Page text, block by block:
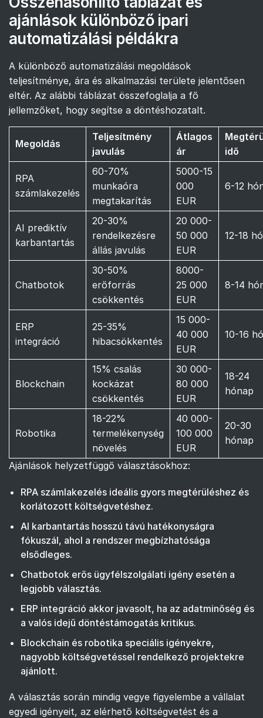
ajánlások különböző ipari
automatizálási példákra
A különböző automatizálási megoldások
teljesítménye, ára és alkalmazási területe jelentősen
eltér. Az alábbi táblázat összefoglalja a fő
jellemzőket, hogy segítse a döntéshozatalt.
Megoldás
Teljesítmény
javulás
Átlagos
ár
idő
RPA
számlakezelés
60-70%
munkaóra
megtakarítás
5000-15
000
EUR
6-12
AI prediktív
karbantartás
20-30%
rendelkezésre
állás javulás
20 000-
50 000
EUR
12-18
Chatbotok
30-50%
erőforrás
csökkentés
8000-
25 000
EUR
8-14
ERP
integráció
25-35%
hibacsökkentés
15 000-
40 000
EUR
10-16
Blockchain
15% csalás
kockázat
csökkentés
30 000-
80 000
EUR
18-24
hónap
Robotika
18-22%
termelékenység
növelés
40 000-
100 000
EUR
20-30
hónap
Ajánlások helyzetfüggő választásokhoz:
RPA számlakezelés ideális gyors megtérüléshez és
korlátozott költségvetéshez.
AI karbantartás hosszú távú hatékonyságra
fókuszál, ahol a rendszer megbízhatósága
elsődleges.
Chatbotok erős ügyfélszolgálati igény esetén a
legjobb választás.
ERP integráció akkor javasolt, ha az adatminőség és
a valós idejű döntéstámogatás kritikus.
Blockchain és robotika speciális igényekre,
nagyobb költségvetéssel rendelkező projektekre
ajánlott.
A választás során mindig vegye figyelembe a vállalat
egyedi igényeit, az elérhető költségvetést és a